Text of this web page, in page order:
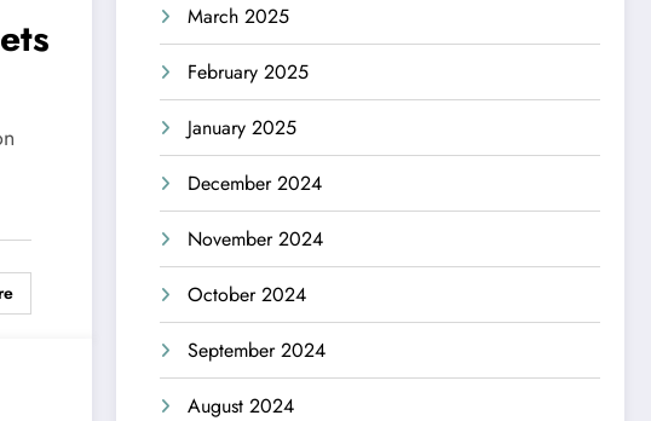
March 2025
February 2025
January 2025
December 2024
November 2024
October 2024
September 2024
August 2024